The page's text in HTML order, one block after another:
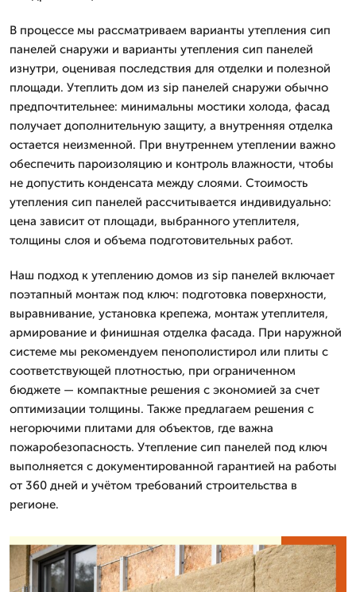
В процессе мы рассматриваем варианты утепления сип
панелей снаружи и варианты утепления сип панелей
изнутри, оценивая последствия для отделки и полезной
площади. Утеплить дом из sip панелей снаружи обычно
предпочтительнее: минимальны мостики холода, фасад
получает дополнительную защиту, а внутренняя отделка
остается неизменной. При внутреннем утеплении важно
обеспечить пароизоляцию и контроль влажности, чтобы
не допустить конденсата между слоями. Стоимость
утепления сип панелей рассчитывается индивидуально:
цена зависит от площади, выбранного утеплителя,
толщины слоя и объема подготовительных работ.
Наш подход к утеплению домов из sip панелей включает
поэтапный монтаж под ключ: подготовка поверхности,
выравнивание, установка крепежа, монтаж утеплителя,
армирование и финишная отделка фасада. При наружной
системе мы рекомендуем пенополистирол или плиты с
соответствующей плотностью, при ограниченном
бюджете — компактные решения с экономией за счет
оптимизации толщины. Также предлагаем решения с
негорючими плитами для объектов, где важна
пожаробезопасность. Утепление сип панелей под ключ
выполняется с документированной гарантией на работы
от 360 дней и учётом требований строительства в
регионе.